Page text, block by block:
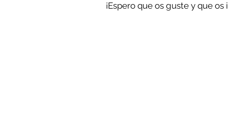
¡Espero que os guste y que